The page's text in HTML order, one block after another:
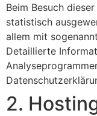
Beim Besuch
statistisch
allem mit
Detaillierte
2.